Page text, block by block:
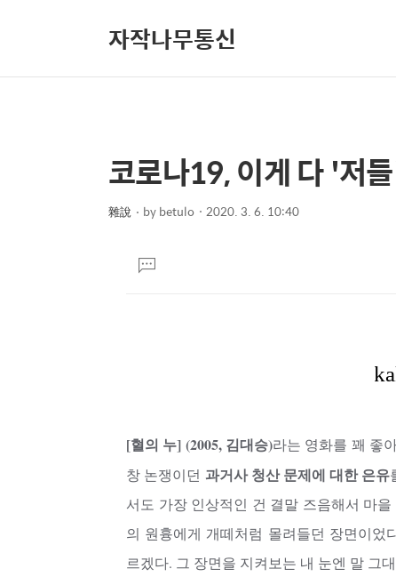
자작나무통신
상
세
컨
본
문
제
코로나19, 이게 다 '저
雜說 bybetulo 2020. 3. 6. 10:40
댓
글
[혈의 누] (2005, 김대승)라는 영화를 꽤 좋
창 논쟁이던 과거사 청산 문제에 대한 은유
서도 가장 인상적인 건 결말 즈음해서 마
의 원흉에게 개떼처럼 몰려들던 장면이었
르겠다. 그 장면을 지켜보는 내 눈엔 말 그